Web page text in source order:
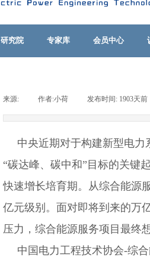
研究院 专家库 会员中心
来源: 作者:小荷 发布时间: 1903天前
中央近期对于构建新型电
“碳达峰、碳中和”目标的关键
快速增长培育期。从综合能源
亿元级别。面对即将到来的万
压力，综合能源服务项目最终
中国电力工程技术协会-综